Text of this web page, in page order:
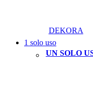
DEKORA
1 solo uso
UN SOLO